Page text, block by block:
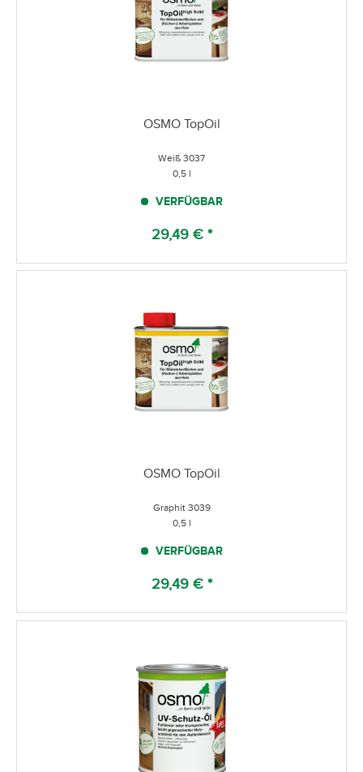
OSMO TopOil
Weiß 3037
0,5 l
VERFÜGBAR
29,49 € *
OSMO TopOil
Graphit 3039
0,5 l
VERFÜGBAR
29,49 € *